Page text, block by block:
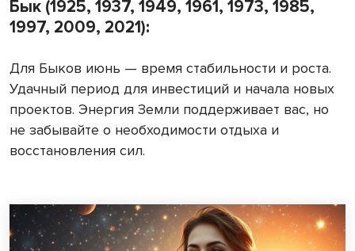
Бык (1925, 1937, 1949, 1961, 1973, 1985,
1997, 2009, 2021):
Для Быков июнь — время стабильности и роста.
Удачный период для инвестиций и начала новых
проектов. Энергия Земли поддерживает вас, но
не забывайте о необходимости отдыха и
восстановления сил.